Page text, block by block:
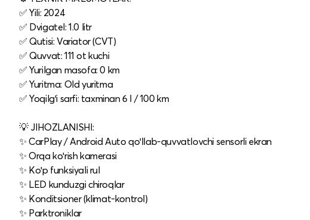
✅ Yili: 2024
✅ Dvigatel: 1.0 litr
✅ Qutisi: Variator (CVT)
✅ Quvvat: 111 ot kuchi
✅ Yurilgan masofa: 0 km
✅ Yuritma: Old yuritma
✅ Yoqilgʻi sarfi: taxminan 6 l / 100 km
💡 JIHOZLANISHI:
✨ CarPlay / Android Auto qoʻllab-quvvatlovchi sensorli ekran
✨ Orqa koʻrish kamerasi
✨ Koʻp funksiyali rul
✨ LED kunduzgi chiroqlar
✨ Konditsioner (klimat-kontrol)
✨ Parktroniklar